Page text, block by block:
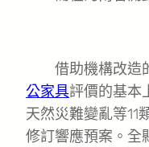
借助機構改造的
公家具評價的基本
天然災難變亂等11
修訂響應預案。全